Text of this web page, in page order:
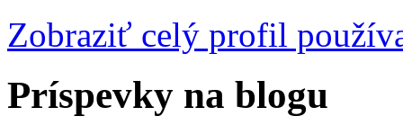
Zobraziť celý profil
Príspevky na blogu